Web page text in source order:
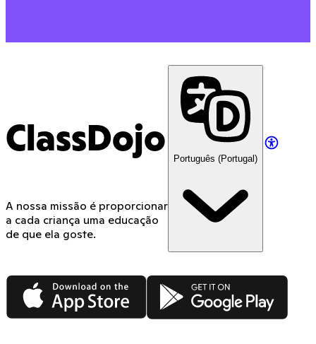
ClassDojo
A nossa missão é proporcionar
a cada criança uma educação
de que ela goste.
Português (Portugal)
App Store Google Play